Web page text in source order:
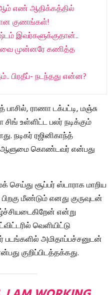
ஆம் எண் ஆதிக்கத்தில்
குணங்கள்!
இவர்களுக்குதான்..
முன்னரே கணித்த
பிரதீப்- நடந்தது என்ன?
ராணா டக்பட்டி, மஞ்சு
சிங் உள்ளிட்ட பலர் நடிக்கும்
நடிகர் ரஜினிகாந்த்
ஆளுமை கொண்டவர் என்பது
சூப்பர் ஸ்டாராக மாறிய
மீண்டும் எனது குருவுடன்
என்று
வெளியிட்டு
படங்களில் அமிதாப்பச்சனுடன்
குறிப்பிடத்தக்கது.